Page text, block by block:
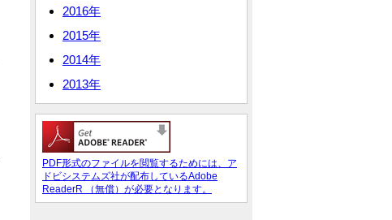
2016年
2015年
2014年
2013年
PDF形式のファイルを閲覧するためには、ア
ドビシステムズ社が配布しているAdobe
ReaderR （無償）が必要となります。